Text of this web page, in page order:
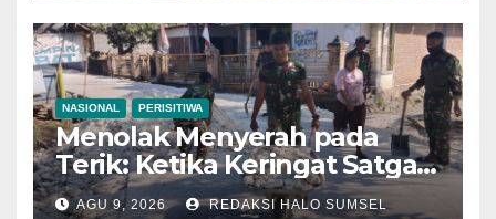
NASIONAL PERISITIWA
Menolak Menyerah pada
Terik: Ketika Keringat Satgas
TMMD 129 Bojonegoro dan
AGU 9, 2026 REDAKSI HALO SUMSEL